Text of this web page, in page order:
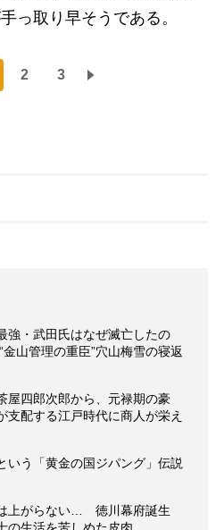
っ取り早そうである。
2 3
強・武田氏はなぜ滅亡したの
山管理の重臣”穴山梅雪の寝返
屋四郎次郎から、元禄期の豪
配する江戸時代に商人が栄え
いう「黄金の国ジパング」伝説
上がらない… 徳川幕府誕生